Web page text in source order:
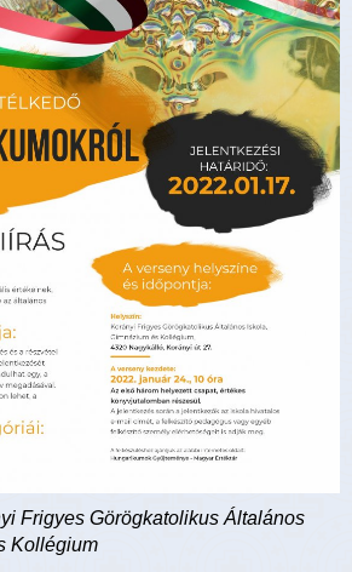
Frigyes Görögkatolikus Általános
Kollégium